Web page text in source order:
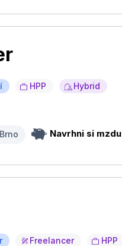
HPP Hybrid
Brno Navrhni si mzdu
Freelancer HPP